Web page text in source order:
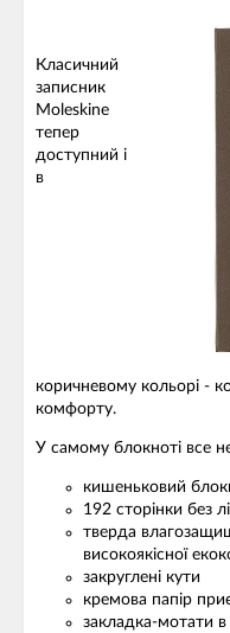
Класичний
записник
Moleskine
тепер
доступний і
в
коричневому кольорі -
комфорту.
У самому блокноті все
кишеньковий
192 сторінки без
тверда
високоякісної
закруглені кути
кремова папір
закладка-мотати